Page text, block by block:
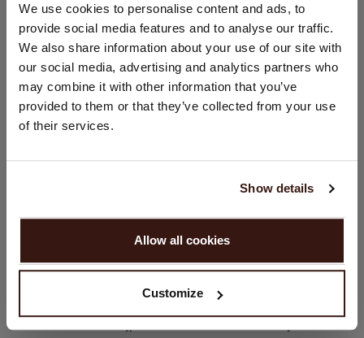
We use cookies to personalise content and ads, to
provide social media features and to analyse our traffic.
We also share information about your use of our site with
our social media, advertising and analytics partners who
may combine it with other information that you’ve
provided to them or that they’ve collected from your use
of their services.
Show details
Allow all cookies
Customize
DIT VINDT U MISSCHIEN OOK LEUK
LAND WIJZIGEN
U bezoekt Repeat cashmere vanuit Nederland (€). Wilt u uw
land wijzigen?
Verenigde Staten ($)
GA VERDER